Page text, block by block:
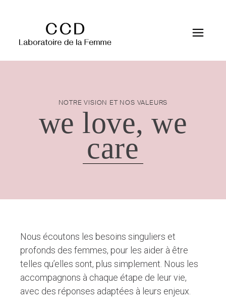
NOTRE VISION ET NOS VALEURS
we love, we
care
Nous écoutons les besoins singuliers et
profonds des femmes, pour les aider à être
telles qu’elles sont, plus simplement. Nous les
accompagnons à chaque étape de leur vie,
avec des réponses adaptées à leurs enjeux.